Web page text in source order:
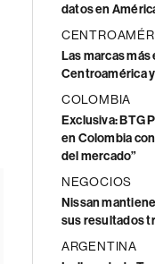
datos en
Las marcas
Centroamérica
COLOMBIA
Exclusiva: BTG
en Colombia
del mercado”
NEGOCIOS
Nissan
sus resultados
ARGENTINA